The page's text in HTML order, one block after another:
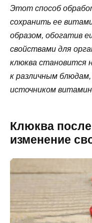
Этот способ
сохранить ее
образом, обогатив
свойствами для
клюква становится
к различным
источником
Клюква
изменение